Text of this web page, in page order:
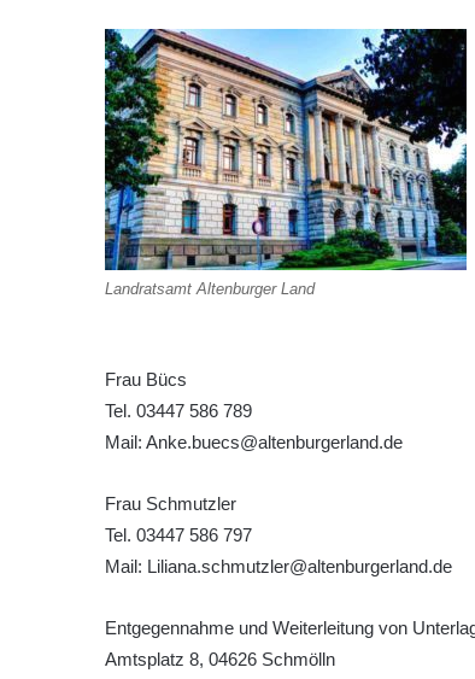
Landratsamt Altenburger Land
Frau Bücs
Tel. 03447 586 789
Mail: Anke.buecs@altenburgerland.de
Frau Schmutzler
Tel. 03447 586 797
Mail: Liliana.schmutzler@altenburgerland.de
Entgegennahme und Weiterleitung von
Amtsplatz 8, 04626 Schmölln